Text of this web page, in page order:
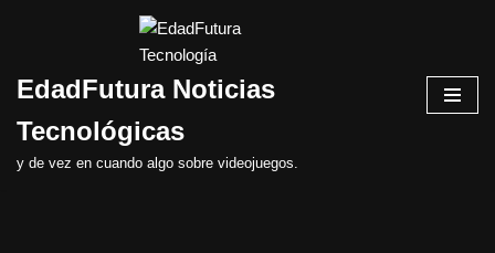
al
EdadFutura Noticias
Tecnológicas
y de vez en cuando algo sobre videojuegos.